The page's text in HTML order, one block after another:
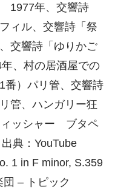
1977年、交響詩
ィル、交響詩「祭
交響詩「ゆりかご
、村の居酒屋での
番）パリ管、交響詩
管、ハンガリー狂
ッシャー ブタペ
典：YouTube
1 in F minor, S.359
団 – トピック